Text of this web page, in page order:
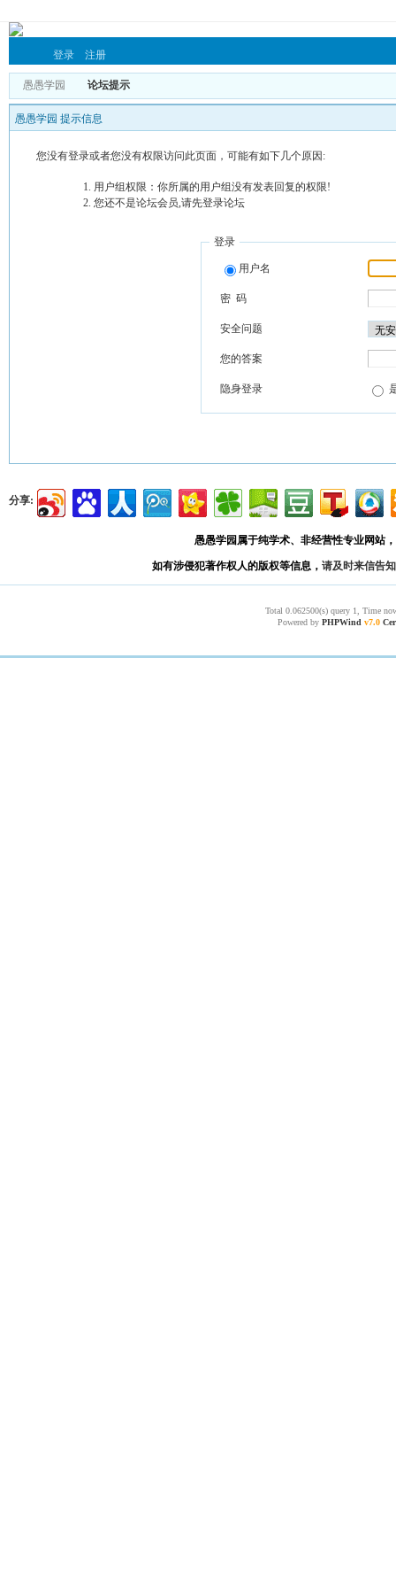
登录 注册
愚愚学园 论坛提示
愚愚学园 提示信息
您没有登录或者您没有权限访问此页面，可能有如下几个原因:
用户组权限：你所属的用户组没有发表回复的权限!
您还不是论坛会员,请先登录论坛
登录
用户名
密 码
安全问题
您的答案
隐身登录
分享:
愚愚学园属于纯学术、非经营性专业网站
如有涉侵犯著作权人的版权等信息， 请及时来信告知
Total 0.062500(s) query 1, Time
Powered by PHPWind v7.0